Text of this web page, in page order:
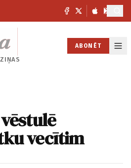
ABONĒT
vecītim